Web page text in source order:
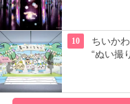
10
ちいか
“ぬい撮